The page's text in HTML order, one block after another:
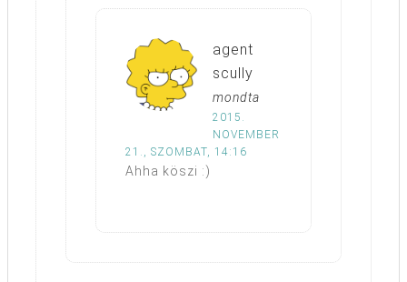
agent
scully
mondta
2015.
NOVEMBER
21., SZOMBAT, 14:16
Ahha köszi :)